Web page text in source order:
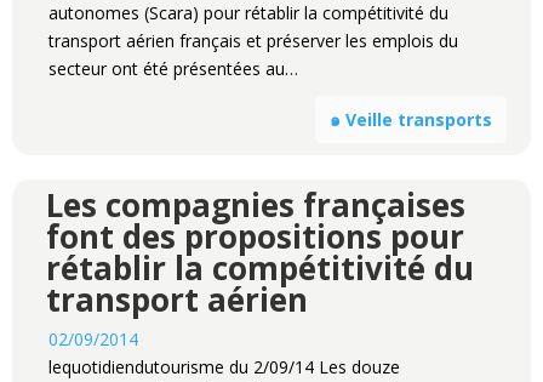
autonomes (Scara) pour rétablir la compétitivité du
transport aérien français et préserver les emplois du
secteur ont été présentées au…
๑ Veille transports
Les compagnies françaises
font des propositions pour
rétablir la compétitivité du
transport aérien
02/09/2014
lequotidiendutourisme du 2/09/14 Les douze